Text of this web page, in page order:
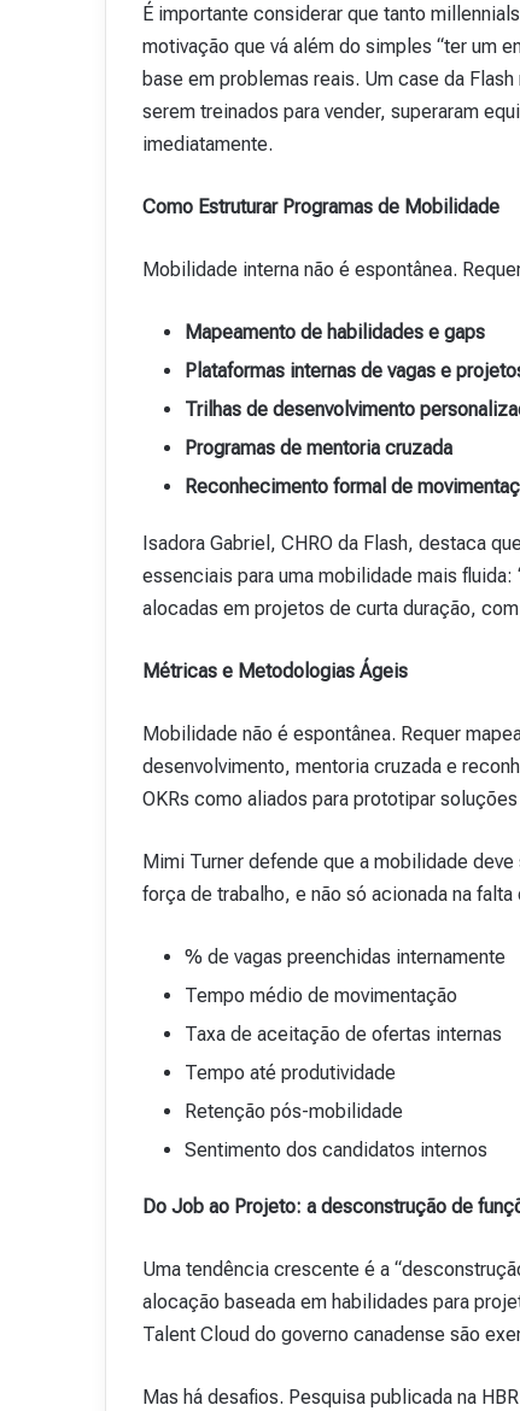
É importante considerar que tanto
motivação que vá além do simples “ter um
base em problemas reais. Um case da
serem treinados para vender, superaram
imediatamente.
Como Estruturar Programas de Mobilidade
Mobilidade interna não é espontânea.
Mapeamento de habilidades e gaps
Plataformas internas de vagas e
Trilhas de desenvolvimento
Programas de mentoria cruzada
Reconhecimento formal de
Isadora Gabriel, CHRO da Flash, destaca
essenciais para uma mobilidade mais
alocadas em projetos de curta duração,
Métricas e Metodologias Ágeis
Mobilidade não é espontânea. Requer
desenvolvimento, mentoria cruzada e
OKRs como aliados para prototipar
Mimi Turner defende que a mobilidade
força de trabalho, e não só acionada na
% de vagas preenchidas internamente
Tempo médio de movimentação
Taxa de aceitação de ofertas internas
Tempo até produtividade
Retenção pós-mobilidade
Sentimento dos candidatos internos
Do Job ao Projeto: a desconstrução de
Uma tendência crescente é a
alocação baseada em habilidades para
Talent Cloud do governo canadense são
Mas há desafios. Pesquisa publicada na